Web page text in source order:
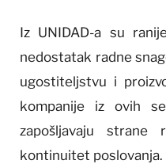
Iz UNIDAD-a su
nedostatak radne
ugostiteljstvu i
kompanije iz ovih
zapošljavaju
kontinuitet poslovanja.